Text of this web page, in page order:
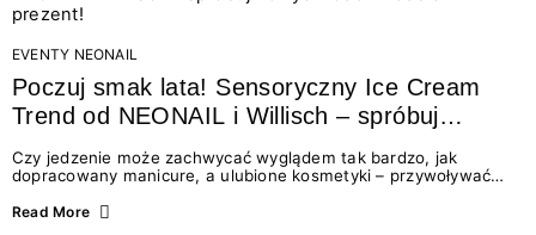
EVENTY NEONAIL
Poczuj smak lata! Sensoryczny Ice Cream
Trend od NEONAIL i Willisch – spróbuj
nowych lodów i odbierz prezent!
Czy jedzenie może zachwycać wyglądem tak bardzo, jak
dopracowany manicure, a ulubione kosmetyki – przywoływać
świata beauty i oszałamiających deserów to coś więcej niż
Read More